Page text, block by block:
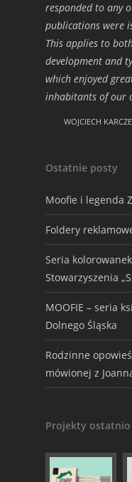
responded to any
publications were
This applies to
development and
which enjoyed
inhabitants of our
WOJCIECH
Ostatnie posty
Moofie i legenda
Foldery
Seria
Stowarzyszenia
MOOFIE – seria
Dolnego Śląska
Rodzinne
mówionej z
Projekty